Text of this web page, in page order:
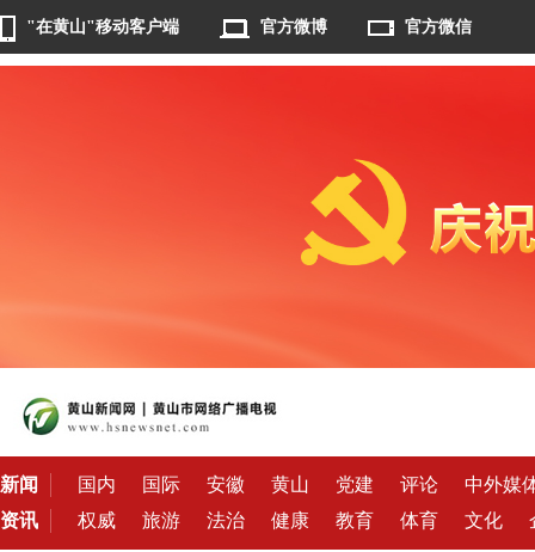
"在黄山"移动客户端 官方微博 官方微信
新闻 国内 国际 安徽 黄山 党建 评论
中外媒
资讯
权威 旅游 法治 健康 教育 体育 文化